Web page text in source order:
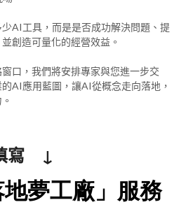
AI工具，而是是否成功解決問題、提
創造可量化的經營效益。
口，我們將安排專家與您進一步交
AI應用藍圖，讓AI從概念走向落地，
寫 ↓